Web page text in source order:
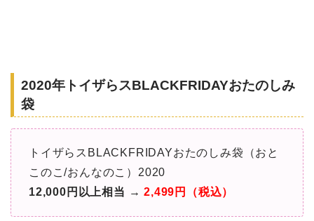
2020年トイザらスBLACKFRIDAYおたのしみ
袋
トイザらスBLACKFRIDAYおたのしみ袋（おと
このこ/おんなのこ）2020
12,000円以上相当 →2,499円（税込）